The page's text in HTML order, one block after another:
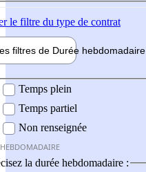
le filtre du type de contrat
filtres de Durée hebdomadaire
Temps plein
Temps partiel
Non renseignée
la durée hebdomadaire :